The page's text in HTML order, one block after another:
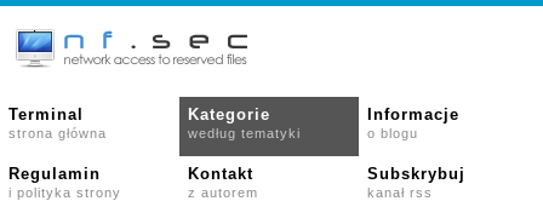
Terminal
strona główna
Kategorie
według tematyki
Informacje
o blogu
Regulamin
i polityka strony
Kontakt
z autorem
Subskrybuj
kanał rss